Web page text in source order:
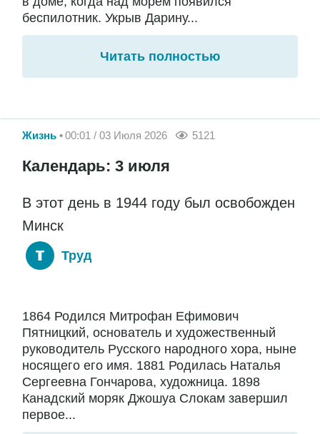
беспилотник. Укрыв Дарину...
Читать полностью
Жизнь 00:01 / 03 Июля 2026 5121
Календарь: 3 июля
В этот день в 1944 году был освобожден
Минск
Труд
1864 Родился Митрофан Ефимович
Пятницкий, основатель и художественный
руководитель Русского народного хора, ныне
носящего его имя. 1881 Родилась Наталья
Сергеевна Гончарова, художница. 1898
Канадский моряк Джошуа Слокам завершил
первое...